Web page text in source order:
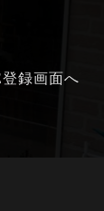
録画面へ